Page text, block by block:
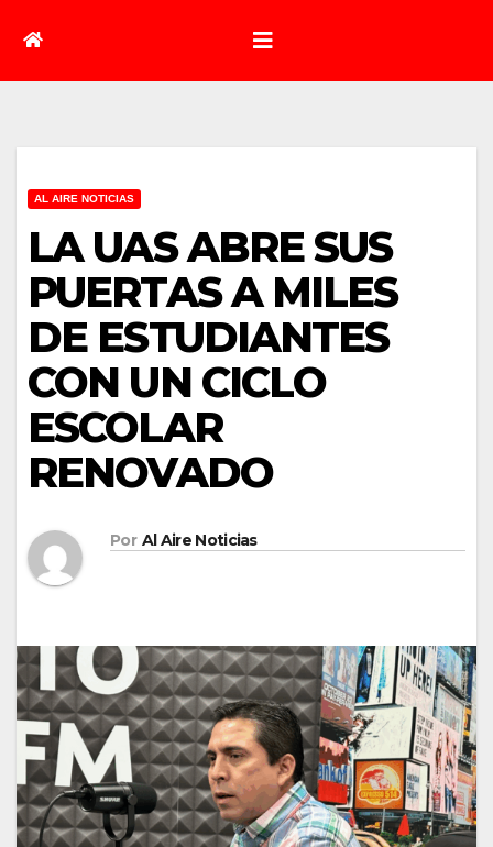
AL AIRE NOTICIAS
LA UAS ABRE SUS
PUERTAS A MILES
DE ESTUDIANTES
CON UN CICLO
ESCOLAR
RENOVADO
Por Al Aire Noticias